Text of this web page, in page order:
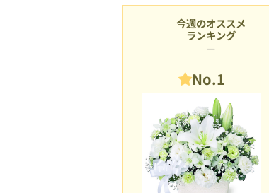
今週のオススメ
ランキング
No.1